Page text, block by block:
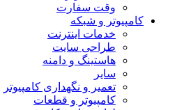
وقت سفارت
کامپیوتر و شبکه
خدمات اینترنت
طراحی سایت
هاستینگ و دامنه
سایر
تعمیر و نگهداری کامپیوتر
کامپیوتر و قطعات